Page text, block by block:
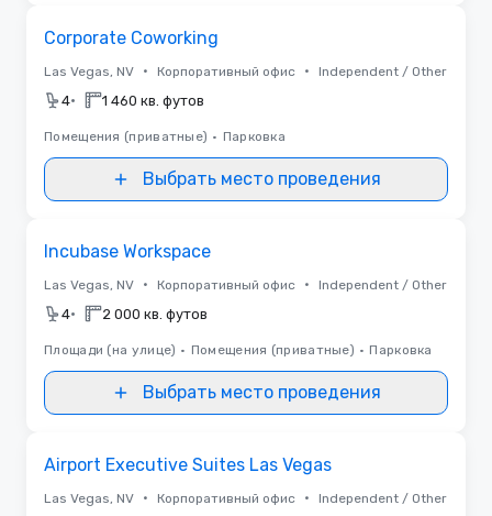
Corporate Coworking
Las Vegas, NV • Корпоративный офис • Independent / Other
4• 1 460 кв. футов
Помещения (приватные) • Парковка
Выбрать место проведения
Incubase Workspace
Las Vegas, NV • Корпоративный офис • Independent / Other
4• 2 000 кв. футов
Площади (на улице) • Помещения (приватные) • Парковка
Выбрать место проведения
Airport Executive Suites Las Vegas
Las Vegas, NV • Корпоративный офис • Independent / Other